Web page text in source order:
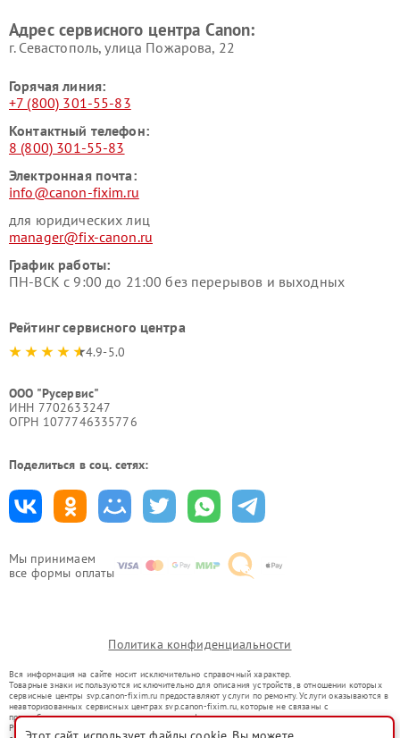
Мы принимаем
все формы оплаты
Адрес сервисного центра Canon:
г. Севастополь, улица Пожарова, 22
Горячая линия:
+7 (800) 301-55-83
Контактный телефон:
8 (800) 301-55-83
Электронная почта:
info@canon-fixim.ru
для юридических лиц
manager@fix-canon.ru
График работы:
ПН-ВСК с 9:00 до 21:00 без перерывов и выходных
Рейтинг сервисного центра
4.9-5.0
ООО "Русервис"
ИНН 7702633247
ОГРН 1077746335776
Поделиться в соц. сетях:
Политика конфиденциальности
Вся информация на сайте носит исключительно справочный характер.
Товарные знаки используются исключительно для описания устройств, в отношении которых
сервисные центры svp.canon-fixim.ru предоставляют услуги по ремонту. Услуги оказываются в
неавторизованных сервисных центрах svp.canon-fixim.ru, которые не связаны с
правообладателями товарных знаков или их официальными представителями.
Ремонт осуществляется для устройств, уже введенных в гражданский оборот в соответствии